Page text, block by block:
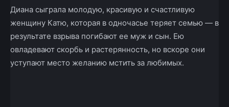
Диана сыграла молодую, красивую и счастливую
женщину Катю, которая в одночасье теряет семью — в
результате взрыва погибают ее муж и сын. Ею
овладевают скорбь и растерянность, но вскоре они
уступают место желанию мстить за любимых.